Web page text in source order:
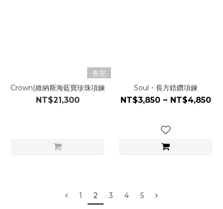
售完
Crown|維納斯海藍寶珍珠項鍊
NT$21,300
Soul・長方鋯鑽項鍊
NT$3,850 ~ NT$4,850
1 2 3 4 5